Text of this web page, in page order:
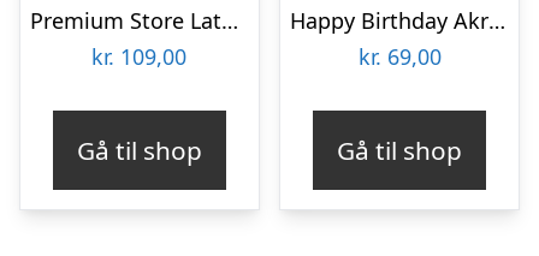
Premium Store Latexballoner Chrome Pink Gold
kr. 109,00
Gå til shop
Happy Birthday Akryl Kagetopper Rosaguld
kr. 69,00
Gå til shop